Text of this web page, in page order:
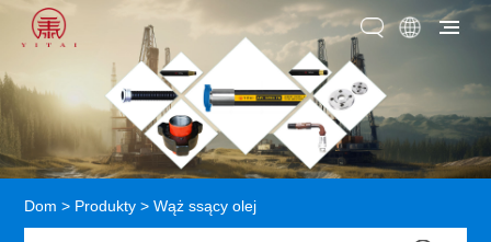
Dom > Produkty > Wąż ssący olej